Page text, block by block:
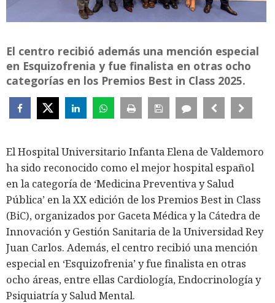
El centro recibió además una mención especial
en Esquizofrenia y fue finalista en otras ocho
categorías en los Premios Best in Class 2025.
El Hospital Universitario Infanta Elena de Valdemoro
ha sido reconocido como el mejor hospital español
en la categoría de ‘Medicina Preventiva y Salud
Pública’ en la XX edición de los Premios Best in Class
(BiC), organizados por Gaceta Médica y la Cátedra de
Innovación y Gestión Sanitaria de la Universidad Rey
Juan Carlos. Además, el centro recibió una mención
especial en ‘Esquizofrenia’ y fue finalista en otras
ocho áreas, entre ellas Cardiología, Endocrinología y
Psiquiatría y Salud Mental.